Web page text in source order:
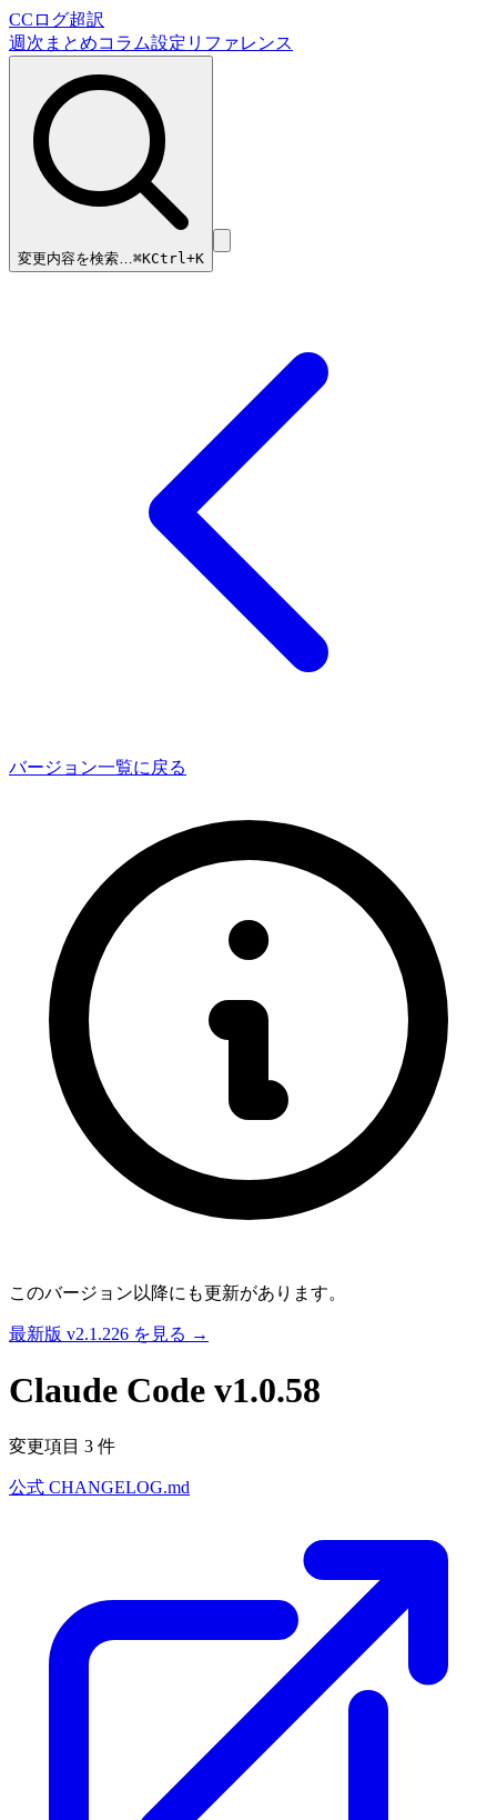
CCログ超訳
週次まとめコラム設定リファレンス
変更内容を検索…⌘KCtrl+K
バージョン一覧に戻る
このバージョン以降にも更新があります。
最新版 v2.1.226 を見る →
Claude Code v1.0.58
変更項目 3 件
公式 CHANGELOG.md